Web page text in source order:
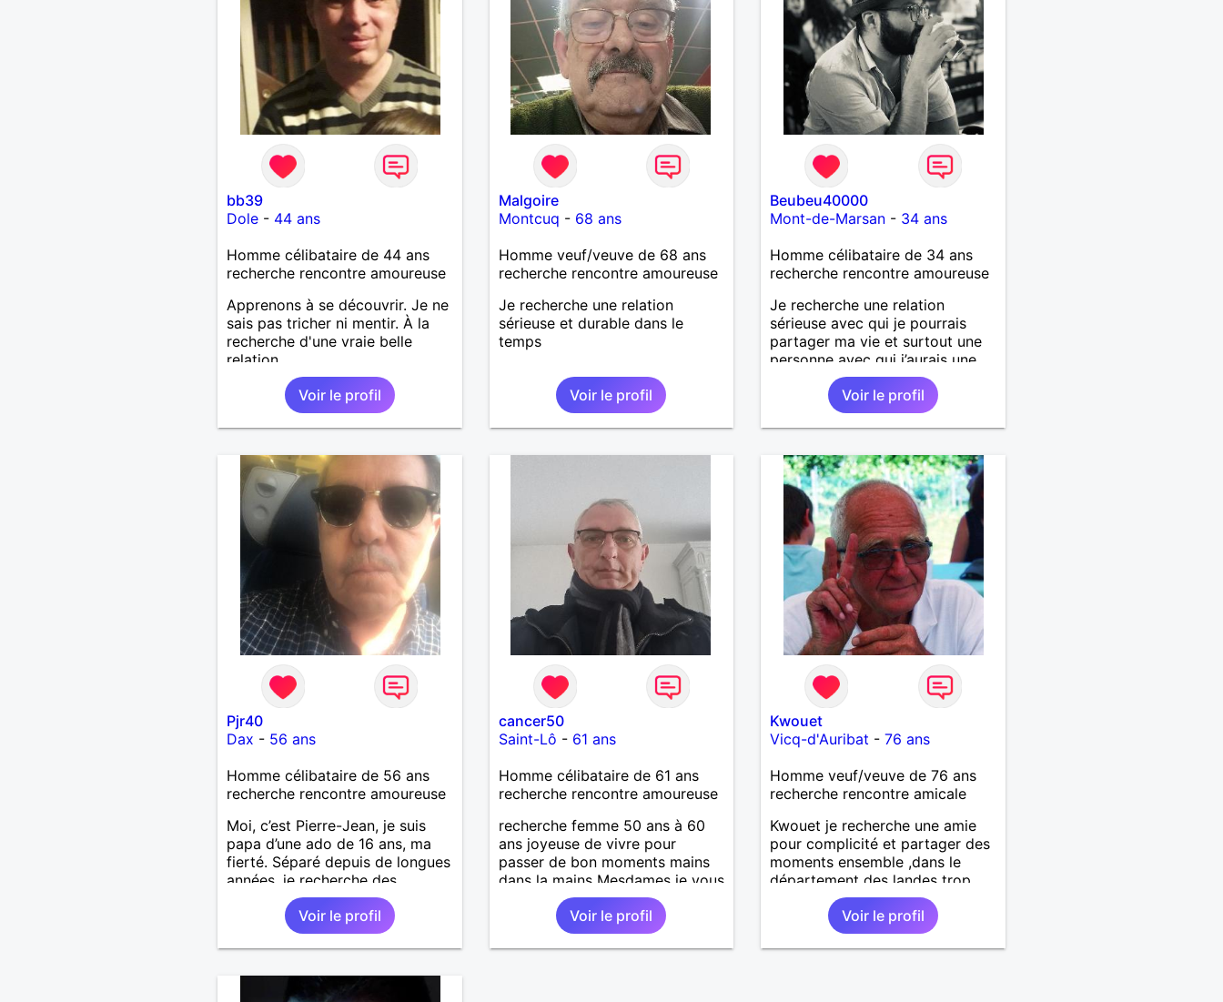
bb39
Dole- 44 ans
Homme célibataire de 44 ans
recherche rencontre amoureuse
Apprenons à se découvrir. Je ne
sais pas tricher ni mentir. À la
recherche d'une vraie belle
relation
Voir le profil
Malgoire
Montcuq - 68 ans
Homme veuf/veuve de 68 ans
recherche rencontre amoureuse
Je recherche une relation
sérieuse et durable dans le
temps
Voir le profil
Beubeu40000
Mont-de-Marsan - 34 ans
Homme célibataire de 34 ans
recherche rencontre amoureuse
Je recherche une relation
sérieuse avec qui je pourrais
partager ma vie et surtout une
personne avec qui j’aurais une
complicité avec beaucoup de
communication, j’ai pas de style
particulier du moment qu’on
peut affronter les problèmes de
l’un pour l’autre
Voir le profil
Pjr40
Dax - 56 ans
Homme célibataire de 56 ans
recherche rencontre amoureuse
Moi, c’est Pierre-Jean, je suis
papa d’une ado de 16 ans, ma
fierté. Séparé depuis de longues
années, je recherche des
affinités amicales afin de
rompre une solitude parfois
difficile à gérer ainsi que casser
le vague à l’âme. L’amitié reste
yeux mais peut se décliner en
Voir le profil
cancer50
Saint-Lô - 61 ans
Homme célibataire de 61 ans
recherche rencontre amoureuse
recherche femme 50 ans à 60
ans joyeuse de vivre pour
passer de bon moments mains
dans la mains Mesdames je vous
attend de vous lire .
Voir le profil
Kwouet
Vicq-d'Auribat -76 ans
Homme veuf/veuve de 76 ans
recherche rencontre amicale
Kwouet je recherche une amie
pour complicité et partager des
moments ensemble ,dans le
département des landes trop
loin c'est dèja un échec car la
distance est difficile a tenir ,je
vous remercie par avance bonne
journée ,
Voir le profil